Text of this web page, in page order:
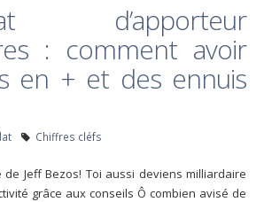
d’apporteur
: comment avoir
en + et des ennuis
Chiffres cléfs
de Jeff Bezos! Toi aussi deviens milliardaire
grâce aux conseils Ô combien avisé de